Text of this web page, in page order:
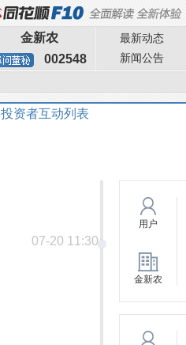
金新农
002548
最新动态
新闻公告
投资者互动列表
07-20 11:30
用户
金新农